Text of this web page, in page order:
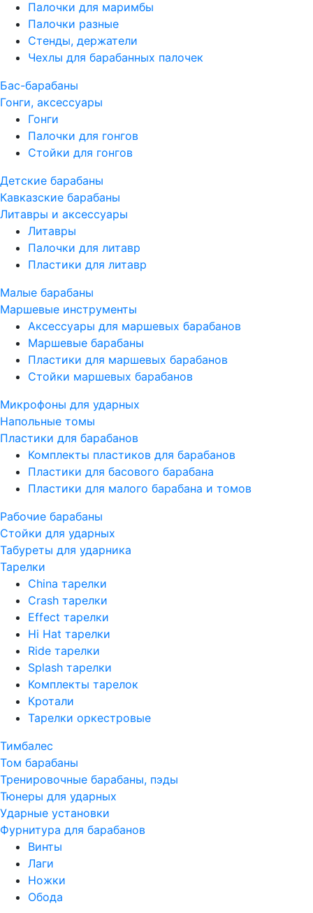
Палочки для маримбы
Палочки разные
Стенды, держатели
Чехлы для барабанных палочек
Бас-барабаны
Гонги, аксессуары
Гонги
Палочки для гонгов
Стойки для гонгов
Детские барабаны
Кавказские барабаны
Литавры и аксессуары
Литавры
Палочки для литавр
Пластики для литавр
Малые барабаны
Маршевые инструменты
Аксессуары для маршевых барабанов
Маршевые барабаны
Пластики для маршевых барабанов
Стойки маршевых барабанов
Микрофоны для ударных
Напольные томы
Пластики для барабанов
Комплекты пластиков для барабанов
Пластики для басового барабана
Пластики для малого барабана и томов
Рабочие барабаны
Стойки для ударных
Табуреты для ударника
Тарелки
China тарелки
Crash тарелки
Effect тарелки
Hi Hat тарелки
Ride тарелки
Splash тарелки
Комплекты тарелок
Кротали
Тарелки оркестровые
Тимбалес
Том барабаны
Тренировочные барабаны, пэды
Тюнеры для ударных
Ударные установки
Фурнитура для барабанов
Винты
Лаги
Ножки
Обода